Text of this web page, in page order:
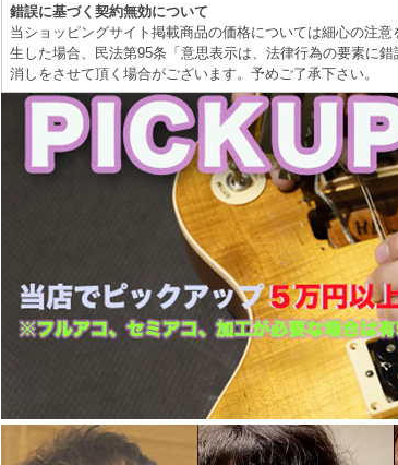
錯誤に基づく契約無効について
当ショッピングサイト掲載商品の価格については細心の注
生した場合、民法第95条「意思表示は、法律行為の要素に
消しをさせて頂く場合がございます。予めご了承下さい。